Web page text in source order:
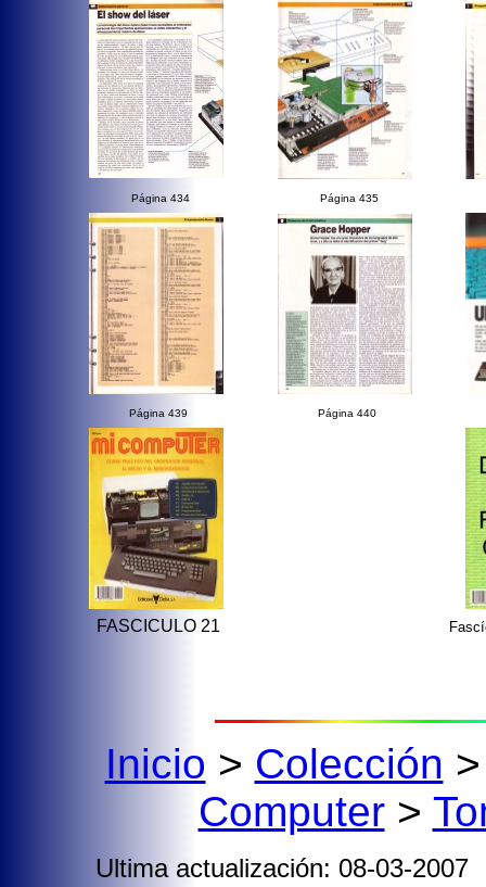
Página 434 Página 435
Página 439 Página 440
FASCICULO 21
Inicio > Colección
Computer>
Ultima actualización: 08-03-2007